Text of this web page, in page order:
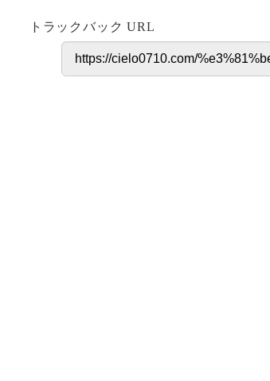
トラックバック URL